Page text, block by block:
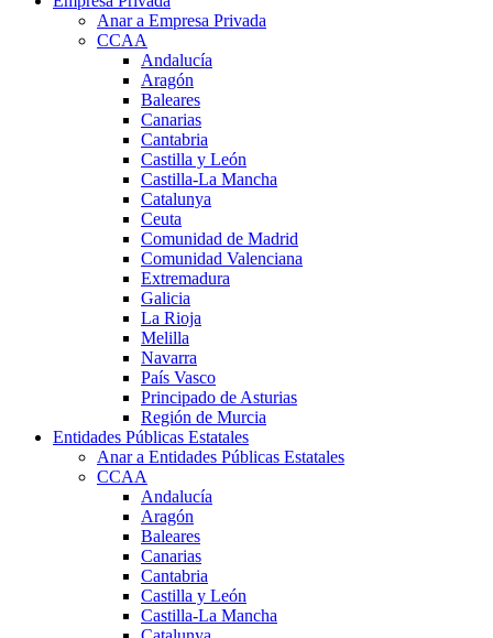
Anar a Empresa Privada
CCAA
Andalucía
Aragón
Baleares
Canarias
Cantabria
Castilla y León
Castilla-La Mancha
Catalunya
Ceuta
Comunidad de Madrid
Comunidad Valenciana
Extremadura
Galicia
La Rioja
Melilla
Navarra
País Vasco
Principado de Asturias
Región de Murcia
Entidades Públicas Estatales
Anar a Entidades Públicas Estatales
CCAA
Andalucía
Aragón
Baleares
Canarias
Cantabria
Castilla y León
Castilla-La Mancha